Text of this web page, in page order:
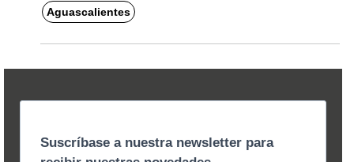
Aguascalientes